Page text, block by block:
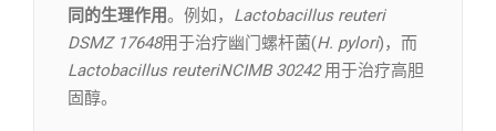
同的生理作用。例如， Lactobacillus reuteri
DSMZ 17648用于治疗幽门螺杆菌(H. pylori)，而
Lactobacillus reuteriNCIMB 30242用于治疗高胆
固醇。